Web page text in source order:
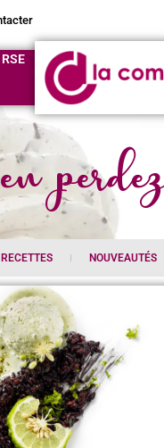
RSE
RECETTES NOUVEAUTÉS